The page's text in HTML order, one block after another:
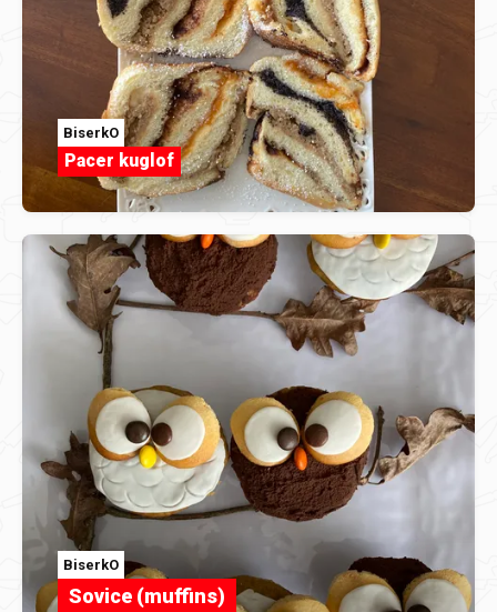
BiserkO
Pacer kuglof
BiserkO
Sovice (muffins)